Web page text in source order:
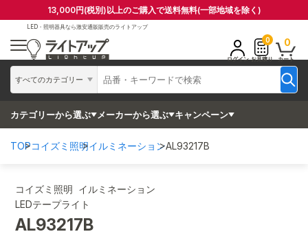
13,000円(税別)以上のご購入で送料無料(一部地域を除く)
LED・照明器具なら激安通販販売のライトアップ
すべてのカテゴリー
ログイン
0
お見積り
0
カート
カテゴリーから選ぶ メーカーから選ぶ キャンペーン
TOPコイズミ照明イルミネーションAL93217B
コイズミ照明 イルミネーション
LEDテープライト
AL93217B